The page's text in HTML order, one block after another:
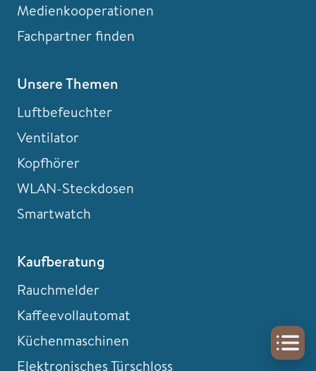
Medienkooperationen
Fachpartner finden
Unsere Themen
Luftbefeuchter
Ventilator
Kopfhörer
WLAN-Steckdosen
Smartwatch
Kaufberatung
Rauchmelder
Kaffeevollautomat
Küchenmaschinen
Elektronisches Türschloss